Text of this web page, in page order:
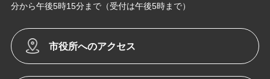
分から午後5時15分まで（受付は午後5時まで）
市役所へのアクセス